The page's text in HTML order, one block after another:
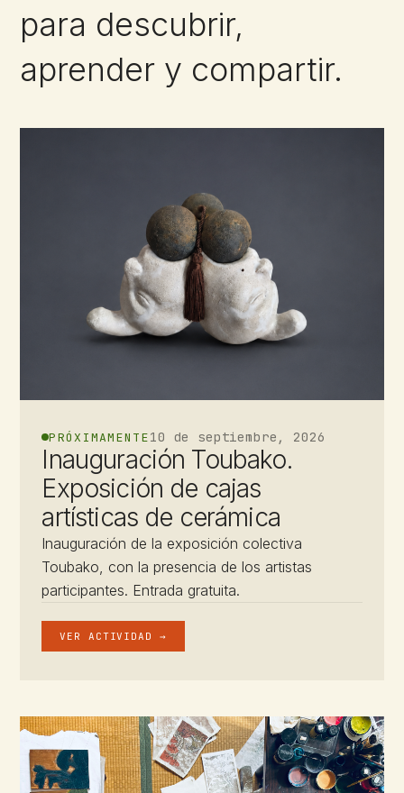
para descubrir,
aprender y compartir.
PRÓXIMAMENTE10 de septiembre, 2026
Inauguración Toubako.
Exposición de cajas
artísticas de cerámica
Inauguración de la exposición colectiva
Toubako, con la presencia de los artistas
participantes. Entrada gratuita.
VER ACTIVIDAD →